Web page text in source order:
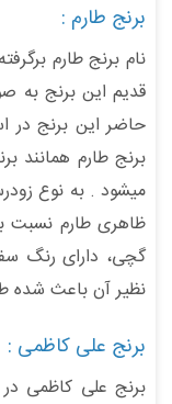
برنج طارم :
نام برنج طارم
قدیم این برنج به
حاضر این برنج در
برنج طارم همانند
میشود . به نوع
ظاهری طارم نسبت
گچی، دارای رنگ
نظیر آن باعث شده
برنج علی کاظمی :